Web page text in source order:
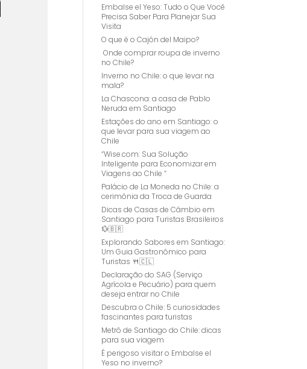
Embalse el Yeso: Tudo o Que Você
Precisa Saber Para Planejar Sua
Visita
O que é o Cajón del Maipo?
Onde comprar roupa de inverno
no Chile?
Inverno no Chile: o que levar na
mala?
La Chascona: a casa de Pablo
Neruda em Santiago
Estações do ano em Santiago: o
que levar para sua viagem ao
Chile
“Wise.com: Sua Solução
Inteligente para Economizar em
Viagens ao Chile “
Palácio de La Moneda no Chile: a
cerimônia da Troca de Guarda
Dicas de Casas de Câmbio em
Santiago para Turistas Brasileiros
💱🇧🇷
Explorando Sabores em Santiago:
Um Guia Gastronômico para
Turistas 🍴🇨🇱
Declaração do SAG (Serviço
Agrícola e Pecuário) para quem
deseja entrar no Chile
Descubra o Chile: 5 curiosidades
fascinantes para turistas
Metrô de Santiago do Chile: dicas
para sua viagem
É perigoso visitar o Embalse el
Yeso no inverno?